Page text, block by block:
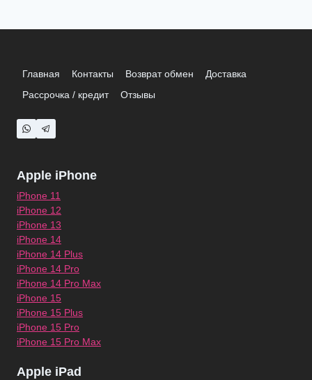
Главная Контакты Возврат обмен
Доставка
Рассрочка / кредит
Отзывы
Apple iPhone
iPhone 11
iPhone 12
iPhone 13
iPhone 14
iPhone 14 Plus
iPhone 14 Pro
iPhone 14 Pro Max
iPhone 15
iPhone 15 Plus
iPhone 15 Pro
iPhone 15 Pro Max
Apple iPad